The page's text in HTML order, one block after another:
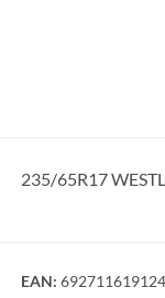
235/65R17
EAN: